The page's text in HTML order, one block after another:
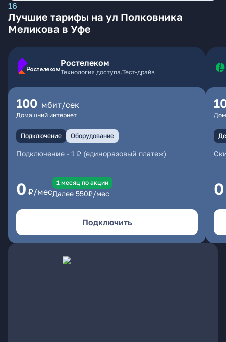
16
Лучшие тарифы на ул Полковника
Меликова в Уфе
Ростелеком
Технология доступа.Тест-драйв
100 мбит/сек
Домашний интернет
Подключение Оборудование
Подключение - 1 ₽ (единоразовый платеж)
0 ₽/мес
1 месяц по акции
Далее 550₽/мес
Подключить
0